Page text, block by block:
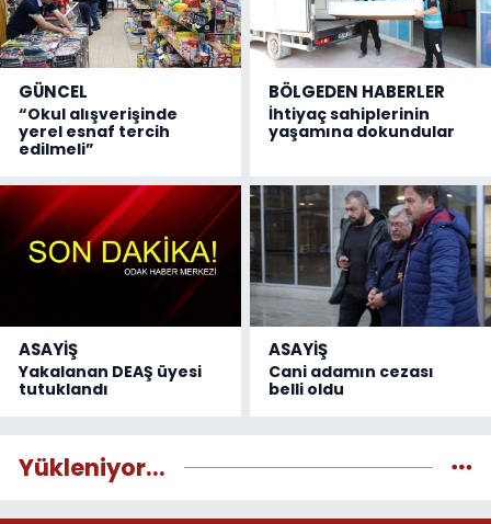
GÜNCEL
“Okul alışverişinde
yerel esnaf tercih
edilmeli”
BÖLGEDEN HABERLER
İhtiyaç sahiplerinin
yaşamına dokundular
ASAYİŞ
Yakalanan DEAŞ üyesi
tutuklandı
ASAYİŞ
Cani adamın cezası
belli oldu
Yükleniyor...